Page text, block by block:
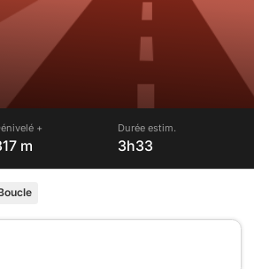
+
m
Durée estim.
3h33